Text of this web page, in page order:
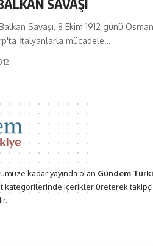
SAVAŞI
Savaşı, 8 Ekim 1912 günü
İtalyanlarla mücadele…
kadar yayında olan Gündem
kategorilerinde içerikler üreterek